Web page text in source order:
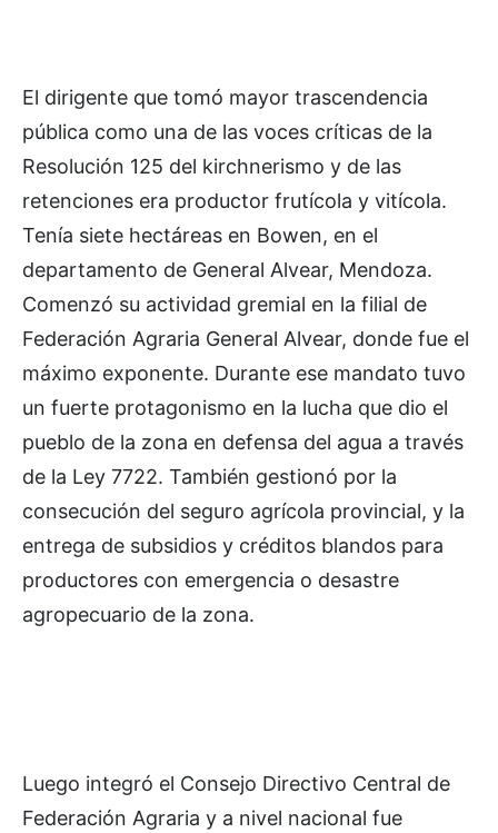
El dirigente que tomó mayor trascendencia
pública como una de las voces críticas de la
Resolución 125 del kirchnerismo y de las
retenciones era productor frutícola y vitícola.
Tenía siete hectáreas en Bowen, en el
departamento de General Alvear, Mendoza.
Comenzó su actividad gremial en la filial de
Federación Agraria General Alvear, donde fue el
máximo exponente. Durante ese mandato tuvo
un fuerte protagonismo en la lucha que dio el
pueblo de la zona en defensa del agua a través
de la Ley 7722. También gestionó por la
consecución del seguro agrícola provincial, y la
entrega de subsidios y créditos blandos para
productores con emergencia o desastre
agropecuario de la zona.
Luego integró el Consejo Directivo Central de
Federación Agraria y a nivel nacional fue